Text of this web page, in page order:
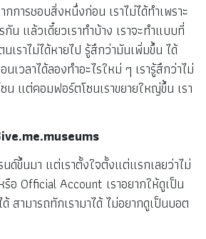
กการชอบสิ่งหนึ่งก่อน เราไม่ได้ทำเพราะ
กัน แล้วเดี๋ยวเราทำบ้าง เราจะทำแบบที่
เราไม่ได้หายไป รู้สึกว่ามันเพิ่มขึ้น ได้
เวลาได้ลองทำอะไรใหม่ ๆ เรารู้สึกว่าไม่
น แต่คอมฟอร์ตโซนเราขยายใหญ่ขึ้น เรา
ด์ขึ้นมา แต่เราตั้งใจตั้งแต่แรกเลยว่าไม่
อ Official Account เราอยากให้ดูเป็น
สามารถทักเรามาได้ ไม่อยากดูเป็นบอต